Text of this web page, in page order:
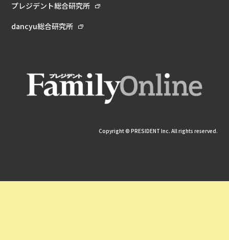
プレジデント総合研究所
dancyu総合研究所
Copyright © PRESIDENT Inc. All rights reserved.